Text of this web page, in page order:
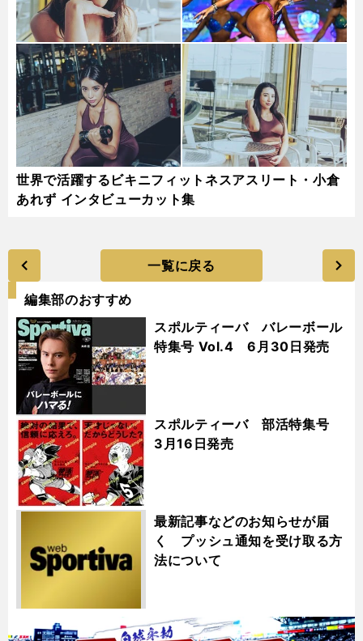
世界で活躍するビキニフィットネスアスリート・小倉
あれず インタビューカット集
一覧に戻る
編集部のおすすめ
スポルティーバ バレーボール
特集号 Vol.4 6月30日発売
スポルティーバ 部活特集号
3月16日発売
最新記事などのお知らせが届
く プッシュ通知を受け取る方
法について